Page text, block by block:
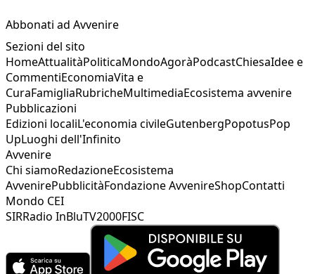
Abbonati ad Avvenire
Sezioni del sito
HomeAttualitàPoliticaMondoAgoràPodcastChiesaIdee e
CommentiEconomiaVita e
CuraFamigliaRubricheMultimediaEcosistema avvenire
Pubblicazioni
Edizioni localiL'economia civileGutenbergPopotusPop
UpLuoghi dell'Infinito
Avvenire
Chi siamoRedazioneEcosistema
AvvenirePubblicitàFondazione AvvenireShopContatti
Mondo CEI
SIRRadio InBluTV2000FISC